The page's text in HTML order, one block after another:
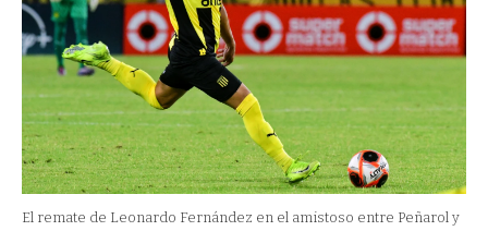
El remate de Leonardo Fernández en el amistoso entre Peñarol y